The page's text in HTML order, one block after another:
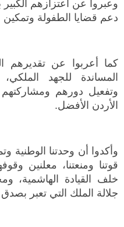
دعم قضايا الطفولة وتمكين
كما أعربوا عن تقديرهم
المساندة للجهد
وتفعيل دورهم
الأردن الأفضل.
وأكدوا أن وحدتنا الوطنية
قوتنا ومنعتنا، معلنين
خلف القيادة الهاشمية،
جلالة الملك التي تعبر